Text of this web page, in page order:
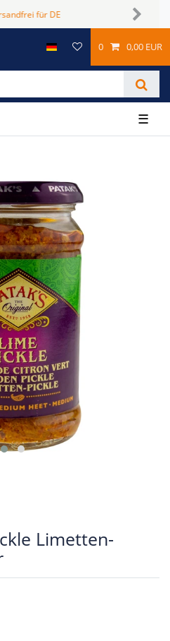
Next
0 0,00 EUR
☰
Limetten-